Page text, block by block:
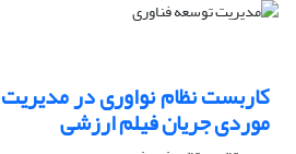
کاربست نظام نواوری در
موردی جریان فیلم ارزشی